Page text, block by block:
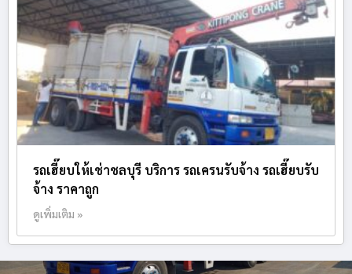
รถเฮี๊ยบให้เช่าชลบุรี บริการ รถเครนรับจ้าง รถเฮี๊ยบรับ
จ้าง ราคาถูก
ดูเพิ่มเติม »